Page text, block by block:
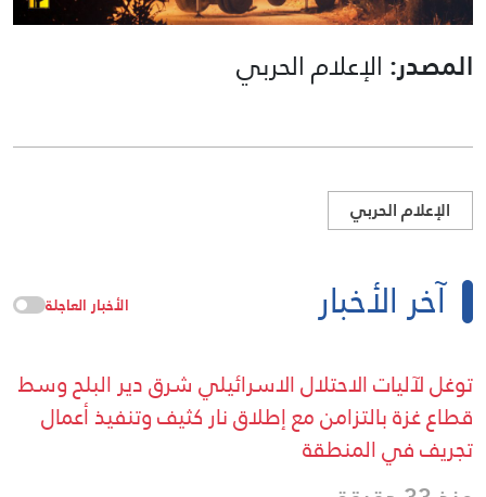
المصدر: الإعلام الحربي
الإعلام الحربي
آخر الأخبار الأخبار العاجلة
توغل لآليات الاحتلال الاسرائيلي شرق دير البلح وسط
قطاع غزة بالتزامن مع إطلاق نار كثيف وتنفيذ أعمال
تجريف في المنطقة